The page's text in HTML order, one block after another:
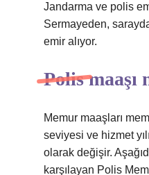
Jandarma ve polis
Sermayeden,
emir alıyor.
Polis maaşı
Memur maaşları
seviyesi ve hizmet
olarak değişir.
karşılayan Polis